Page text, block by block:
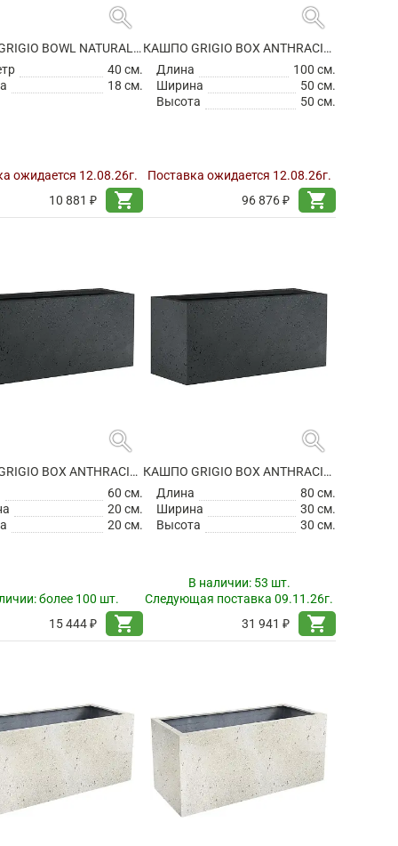
search
КАШПО GRIGIO BOWL NATURAL CONCRETE
40 см.
18 см.
ожидается 12.08.26г.
10 881 ₽
shopping_cart
search
КАШПО GRIGIO BOX ANTHRACITE НА КОЛЕСИКАХ
Длина
100 см.
Ширина
50 см.
Высота
50 см.
Поставка ожидается 12.08.26г.
96 876 ₽
shopping_cart
search
КАШПО GRIGIO BOX ANTHRACITE
60 см.
20 см.
20 см.
более 100 шт.
15 444 ₽
shopping_cart
search
КАШПО GRIGIO BOX ANTHRACITE
Длина
80 см.
Ширина
30 см.
Высота
30 см.
В наличии: 53 шт.
Следующая поставка 09.11.26г.
31 941 ₽
shopping_cart